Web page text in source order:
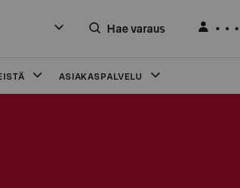
Hae varaus
ASIAKASPALVELU